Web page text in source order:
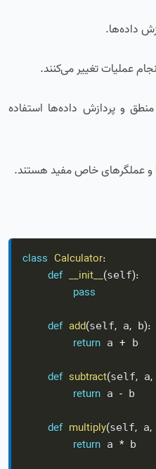
داده‌ها.
عملیات تغییر می‌کنند.
و پردازش داده‌ها استفاده
و عملگرهای خاص مفید هستند.
class Calculator:
def __init__(self):
pass
def add(self, a, b):
return a + b
def subtract(self, a,
return a - b
def multiply(self, a,
return a * b